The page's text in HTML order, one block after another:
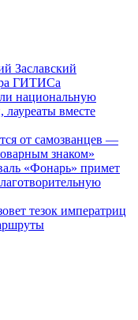
Заславский
ГИТИСа
национальную
вместе
от самозванцев —
знаком»
«Фонарь» примет
тезок императриц